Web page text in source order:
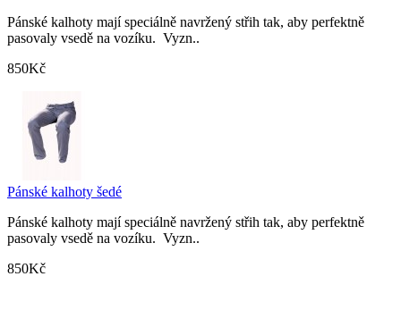
Pánské kalhoty mají speciálně navržený střih tak, aby perfektně
pasovaly vsedě na vozíku. Vyzn..
850Kč
Pánské kalhoty šedé
Pánské kalhoty mají speciálně navržený střih tak, aby perfektně
pasovaly vsedě na vozíku. Vyzn..
850Kč